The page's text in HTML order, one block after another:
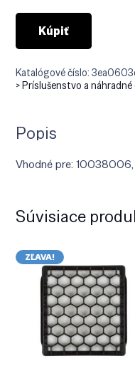
Kúpiť
Katalógové číslo:
> Príslušenstvo a náhradné
Popis
Vhodné pre:
Súvisiace
ZĽAVA!